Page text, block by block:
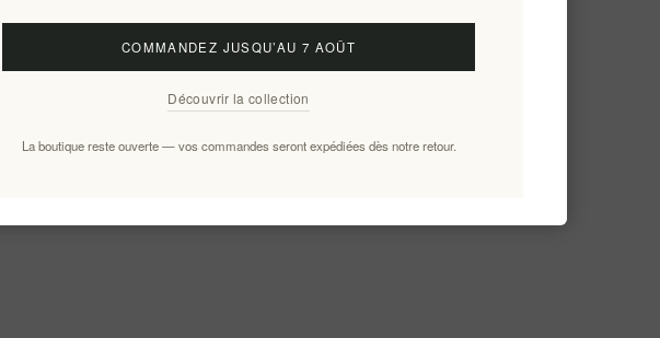
COMMANDEZ JUSQU’AU 7 AOÛT
Découvrir la collection
La boutique reste ouverte — vos commandes seront expédiées dès notre retour.